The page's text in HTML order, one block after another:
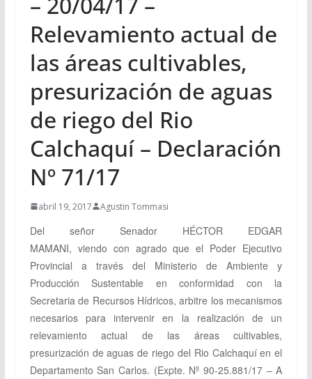
Relevamiento actual de
las áreas cultivables,
presurización de aguas
de riego del Rio
Calchaquí – Declaración
Nº 71/17
abril 19, 2017 Agustin Tommasi
Del señor Senador HÉCTOR EDGAR
MAMANI, viendo con agrado que el Poder Ejecutivo
Provincial a través del Ministerio de Ambiente y
Producción Sustentable en conformidad con la
Secretaria de Recursos Hídricos, arbitre los mecanismos
necesarios para intervenir en la realización de un
relevamiento actual de las áreas cultivables,
presurización de aguas de riego del Rio Calchaquí en el
Departamento San Carlos. (Expte. Nº 90-25.881/17 – A